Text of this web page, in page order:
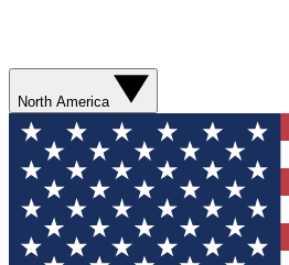
North America